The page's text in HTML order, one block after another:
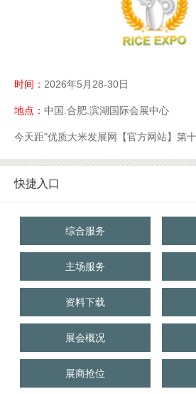
时间： 2026年5月28-30日
地点： 中国.合肥.滨湖国际会展中心
快捷入口
综合服务
主场服务
资料下载
展会概况
展商抢位